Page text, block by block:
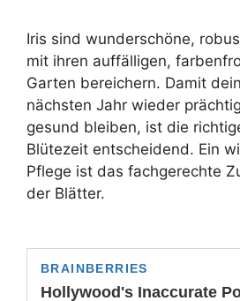
Iris sind wunderschöne,
mit ihren auffälligen,
Garten bereichern. Damit
nächsten Jahr wieder
gesund bleiben, ist die
Blütezeit entscheidend. Ein
Pflege ist das fachgerechte
der Blätter.